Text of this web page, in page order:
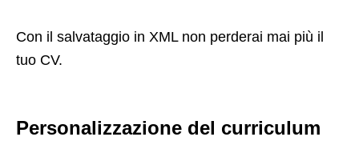
Con il salvataggio in XML non perderai mai più il
tuo CV.
Personalizzazione del curriculum